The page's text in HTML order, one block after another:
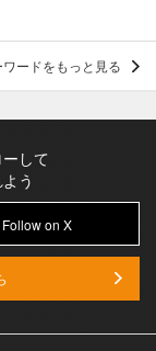
ワードをもっと見る
して
う
Follow on X